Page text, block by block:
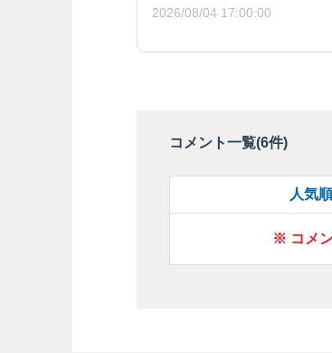
2026/08/04 17:00:00
コメント一覧(6件)
人気順
※ コメ